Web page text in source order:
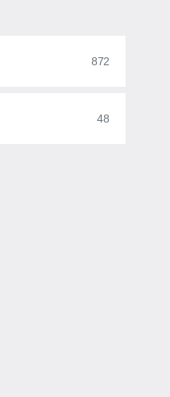
872
48